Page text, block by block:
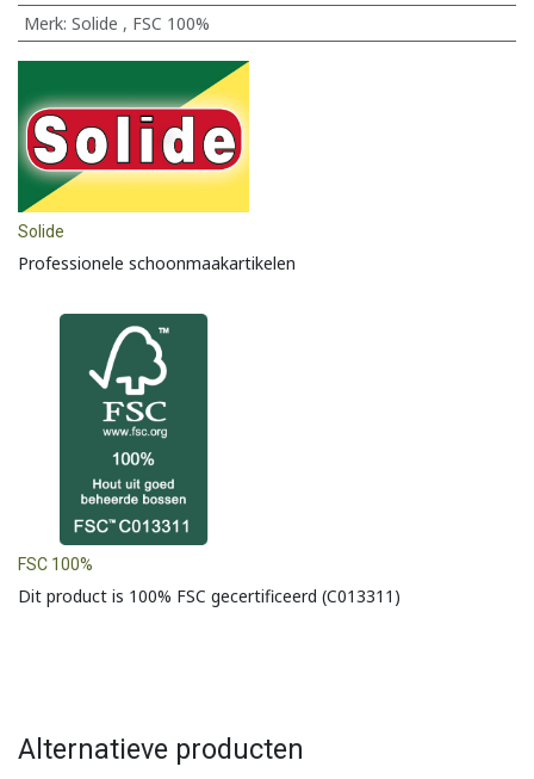
Merk: Solide , FSC 100%
Solide
Professionele schoonmaakartikelen
FSC 100%
Dit product is 100% FSC gecertificeerd (C013311)
Alternatieve producten